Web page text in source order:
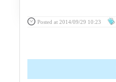
Posted at 2014/09/29 10:23